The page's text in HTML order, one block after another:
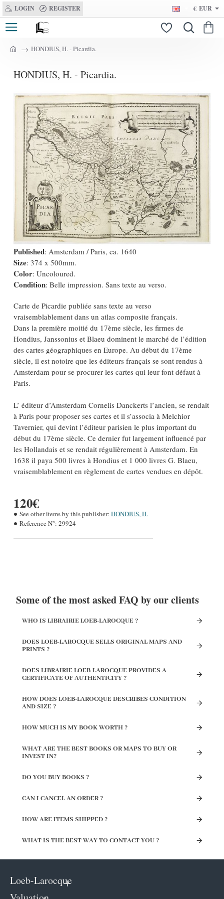
LOGIN REGISTER € EUR
m
HONDIUS, H. - Picardia.
HONDIUS, H. - Picardia.
Published: Amsterdam / Paris, ca. 1640
Size: 374 x 500mm.
Color: Uncoloured.
Condition: Belle impression. Sans texte au verso.
Carte de Picardie publiée sans texte au verso
vraisemblablement dans un atlas composite français.
Dans la première moitié du 17ème siècle, les firmes de
Hondius, Janssonius et Blaeu dominent le marché de l’édition
des cartes géographiques en Europe. Au début du 17ème
siècle, il est notoire que les éditeurs français se sont rendus à
Amsterdam pour se procurer les cartes qui leur font défaut à
Paris.
L’ éditeur d’Amsterdam Cornelis Danckerts l’ancien, se rendait
à Paris pour proposer ses cartes et il s’associa à Melchior
Tavernier, qui devint l’éditeur parisien le plus important du
début du 17ème siècle. Ce dernier fut largement influencé par
les Hollandais et se rendait régulièrement à Amsterdam. En
1638 il paya 500 livres à Hondius et 1 000 livres G. Blaeu,
vraisemblablement en règlement de cartes vendues en dépôt.
120€
See other items by this publisher: HONDIUS, H.
Reference N°: 29924
Some of the most asked FAQ by our clients
WHO IS LIBRAIRIE LOEB-LAROCQUE ?
DOES LOEB-LAROCQUE SELLS ORIGINAL MAPS AND
PRINTS ?
DOES LIBRAIRIE LOEB-LAROCQUE PROVIDES A
CERTIFICATE OF AUTHENTICITY ?
HOW DOES LOEB-LAROCQUE DESCRIBES CONDITION
AND SIZE ?
HOW MUCH IS MY BOOK WORTH ?
WHAT ARE THE BEST BOOKS OR MAPS TO BUY OR
INVEST IN?
DO YOU BUY BOOKS ?
CAN I CANCEL AN ORDER ?
HOW ARE ITEMS SHIPPED ?
WHAT IS THE BEST WAY TO CONTACT YOU ?
Loeb-Larocque